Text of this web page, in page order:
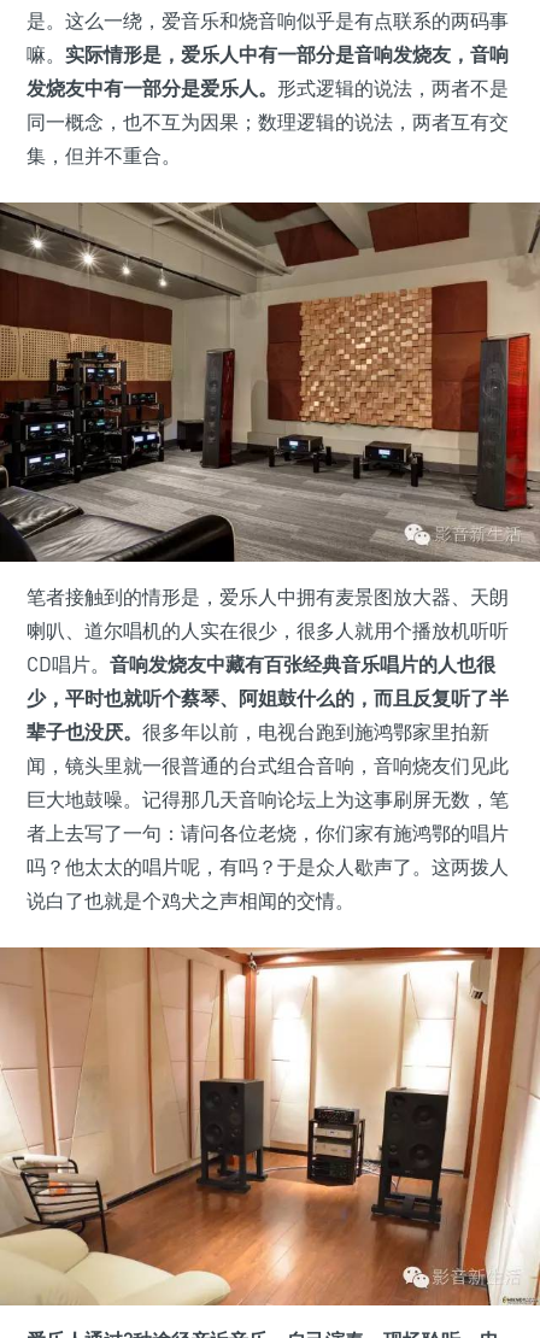
是。这么一绕，爱音乐和烧音响似乎是有点联系的两码事
嘛。 实际情形是，爱乐人中有一部分是音响发烧友，音响
发烧友中有一部分是爱乐人。 形式逻辑的说法，两者不是
同一概念，也不互为因果；数理逻辑的说法，两者互有交
集，但并不重合。
笔者接触到的情形是，爱乐人中拥有麦景图放大器、天朗
喇叭、道尔唱机的人实在很少，很多人就用个播放机听听
CD唱片。 音响发烧友中藏有百张经典音乐唱片的人也很
少，平时也就听个蔡琴、阿姐鼓什么的，而且反复听了半
辈子也没厌。 很多年以前，电视台跑到施鸿鄂家里拍新
闻，镜头里就一很普通的台式组合音响，音响烧友们见此
巨大地鼓噪。记得那几天音响论坛上为这事刷屏无数，笔
者上去写了一句：请问各位老烧，你们家有施鸿鄂的唱片
吗？他太太的唱片呢，有吗？于是众人歇声了。这两拨人
说白了也就是个鸡犬之声相闻的交情。